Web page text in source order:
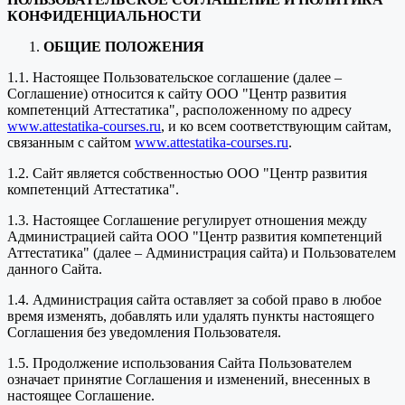
КОНФИДЕНЦИАЛЬНОСТИ
ОБЩИЕ ПОЛОЖЕНИЯ
1.1. Настоящее Пользовательское соглашение (далее –
Соглашение) относится к сайту ООО "Центр развития
компетенций Аттестатика", расположенному по адресу
www.attestatika-courses.ru, и ко всем соответствующим сайтам,
связанным с сайтом www.attestatika-courses.ru.
1.2. Сайт является собственностью ООО "Центр развития
компетенций Аттестатика".
1.3. Настоящее Соглашение регулирует отношения между
Администрацией сайта ООО "Центр развития компетенций
Аттестатика" (далее – Администрация сайта) и Пользователем
данного Сайта.
1.4. Администрация сайта оставляет за собой право в любое
время изменять, добавлять или удалять пункты настоящего
Соглашения без уведомления Пользователя.
1.5. Продолжение использования Сайта Пользователем
означает принятие Соглашения и изменений, внесенных в
настоящее Соглашение.